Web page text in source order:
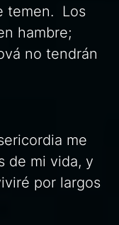
temen. Los
hambre;
no tendrán
me
de mi vida, y
por largos